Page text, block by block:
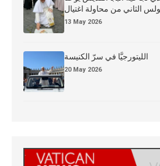
الثاني من محاولة اغتيال
13 May 2026
الليتورجيَّا في سرّ الكنيسة
20 May 2026